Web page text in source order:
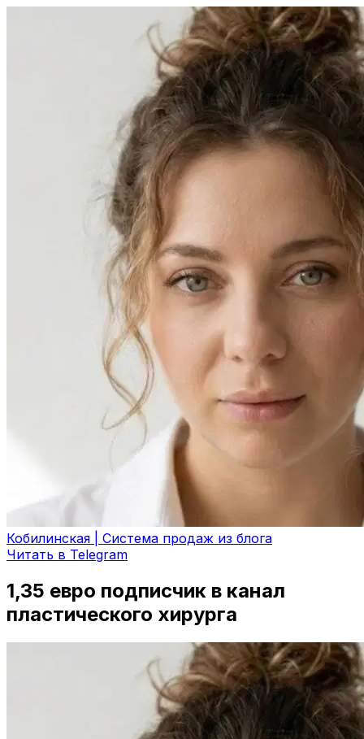
Кобилинская | Система продаж из блога
Читать в Telegram
1,35 евро подписчик в канал
пластического хирурга